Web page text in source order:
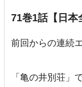
71巻1話【日本
前回からの連続
「亀の井別荘」